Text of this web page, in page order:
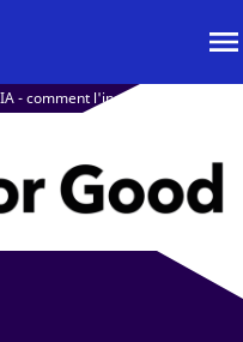
- comment l'innovation et le